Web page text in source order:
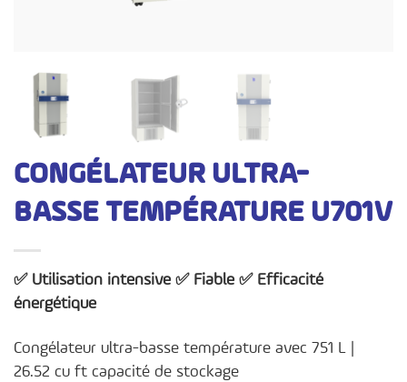
CONGÉLATEUR ULTRA-
BASSE TEMPÉRATURE U701V
✅ Utilisation intensive ✅ Fiable ✅ Efficacité
énergétique
Congélateur ultra-basse température avec 751 L |
26.52 cu ft capacité de stockage